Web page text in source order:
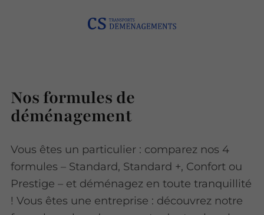
Nos formules de
déménagement
Vous êtes un particulier : comparez nos 4
formules – Standard, Standard +, Confort ou
Prestige – et déménagez en toute tranquillité
! Vous êtes une entreprise : découvrez notre